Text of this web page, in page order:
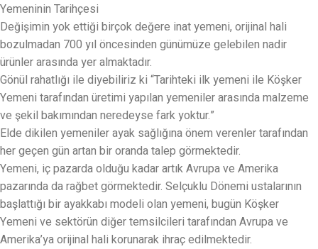
Yemeninin Tarihçesi
Değişimin yok ettiği birçok değere inat yemeni, orijinal hali
bozulmadan 700 yıl öncesinden günümüze gelebilen nadir
ürünler arasında yer almaktadır.
Gönül rahatlığı ile diyebiliriz ki “Tarihteki ilk yemeni ile Köşker
Yemeni tarafından üretimi yapılan yemeniler arasında malzeme
ve şekil bakımından neredeyse fark yoktur.”
Elde dikilen yemeniler ayak sağlığına önem verenler tarafından
her geçen gün artan bir oranda talep görmektedir.
Yemeni, iç pazarda olduğu kadar artık Avrupa ve Amerika
pazarında da rağbet görmektedir. Selçuklu Dönemi ustalarının
başlattığı bir ayakkabı modeli olan yemeni, bugün Köşker
Yemeni ve sektörün diğer temsilcileri tarafından Avrupa ve
Amerika’ya orijinal hali korunarak ihraç edilmektedir.